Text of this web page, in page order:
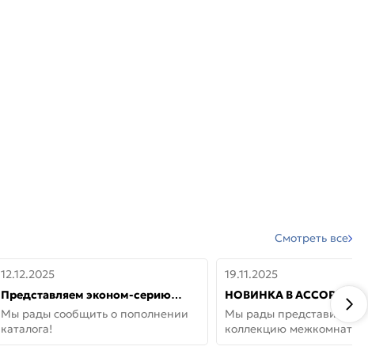
Смотреть все
12.12.2025
Представляем эконом-серию
дверей от бренда Portika, где цена
не значит «просто»
Мы рады сообщить о пополнении
каталога!
19.11.2025
НОВИНКА В
ДВЕРИ GLOSSMAT —
НЕОКЛАССИКА И УЮТ
Мы рады представить
коллекцию
GlossMat